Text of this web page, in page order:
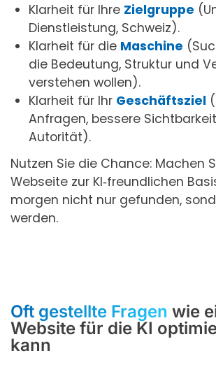
Klarheit für Ihre Zielgruppe
Dienstleistung, Schweiz).
Klarheit für die Maschine
die Bedeutung, Struktur und
verstehen wollen).
Klarheit für Ihr Geschäftsziel
Anfragen, bessere
Autorität).
Nutzen Sie die Chance: Machen
Webseite zur KI‑freundlichen
morgen nicht nur gefunden,
werden.
Oft gestellte Fragen wie
Website für die KI
kann